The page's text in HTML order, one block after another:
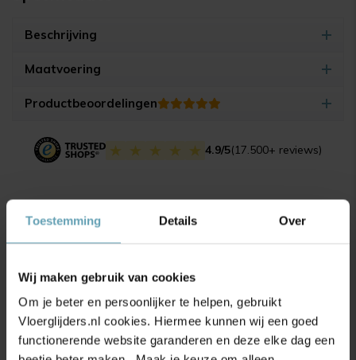
Toestemming Details Over
Wij maken gebruik van cookies
Om je beter en persoonlijker te helpen, gebruikt
Vloerglijders.nl cookies. Hiermee kunnen wij een goed
functionerende website garanderen en deze elke dag een
Beschrijving
Maatvoering
Productbeoordelingen
4.9/5(17.500+ reviews)
Gerelateerde producten